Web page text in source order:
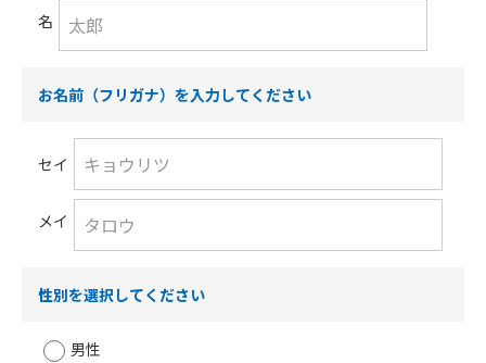
名
お名前（フリガナ）を入力してください
セイ
メイ
性別を選択してください
男性